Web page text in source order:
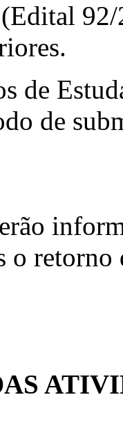
(Edital
de
de
retorno